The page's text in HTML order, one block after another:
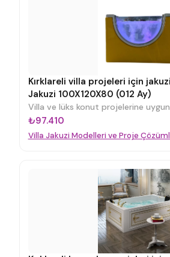
Kırklareli villa projeleri için
Jakuzi 100X120X80 (012 Ay)
Villa ve lüks konut projelerine uygun
₺97.410
Villa Jakuzi Modelleri ve Proje